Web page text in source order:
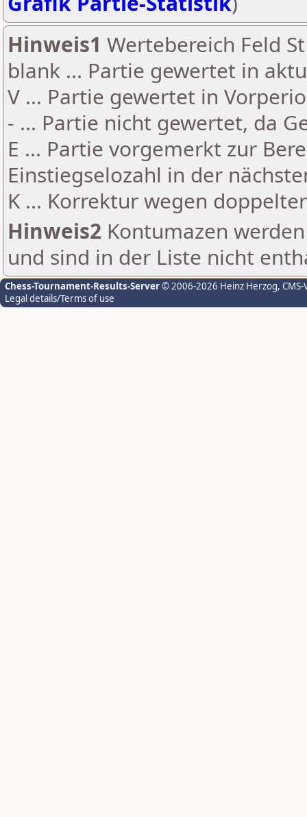
Hinweis1 Wertebereich Feld
blank ... Partie gewertet in
V ... Partie gewertet in
- ... Partie nicht gewertet, da
E ... Partie vorgemerkt zur
Einstiegselozahl in der
K ... Korrektur wegen
Hinweis2 Kontumazen
und sind in der Liste nicht
Chess-Tournament-Results-Server© 2006-2026 Heinz Herzog,
Legal details/Terms of use